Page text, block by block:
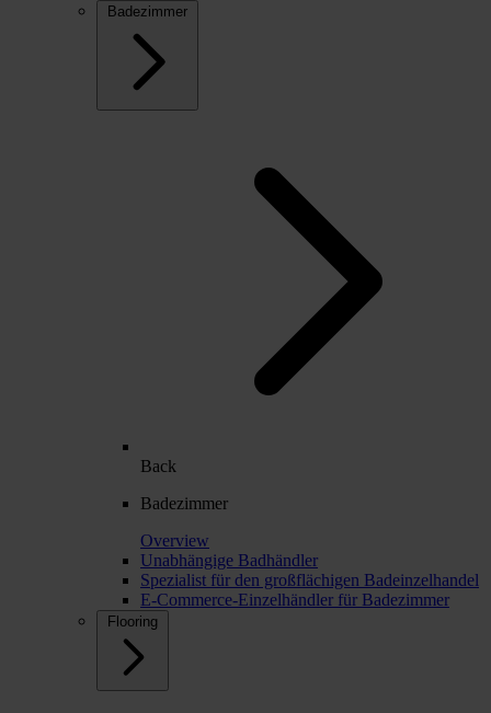
Badezimmer
Back
Badezimmer
Overview
Unabhängige Badhändler
Spezialist für den großflächigen Badeinzelhandel
E-Commerce-Einzelhändler für Badezimmer
Flooring